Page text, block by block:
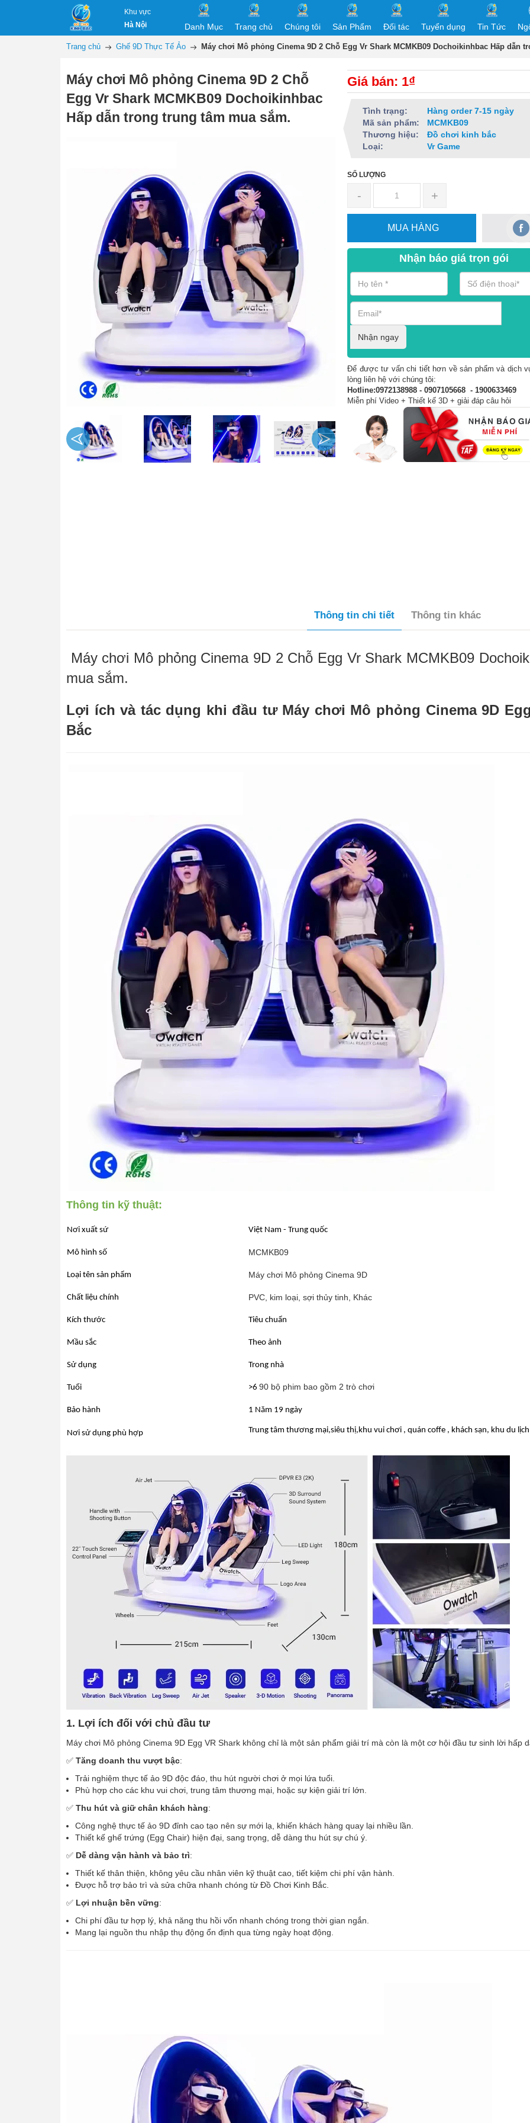
Khu vực
Hà Nội
Danh Mục Trang chủ Chúng tôi Sản Phẩm Đối tác Tuyển dụng Tin Tức
Trang chủ Ghế 9D Thực Tế Ảo Máy chơi Mô phỏng Cinema 9D 2 Chỗ Egg Vr Shark MCMKB09 Dochoikinhbac Hấp dẫn
Máy chơi Mô phỏng Cinema 9D 2 Chỗ
Egg Vr Shark MCMKB09 Dochoikinhbac
Hấp dẫn trong trung tâm mua sắm.
Giá bán: 1₫
Tình trạng:
Hàng order 7-15 ngày
Mã sản phẩm:
MCMKB09
Thương hiệu:
Đồ chơi kinh bắc
Loại:
Vr Game
SỐ LƯỢNG
- +
MUA HÀNG
Nhận báo giá trọn gói
Nhận ngay
Để được tư vấn chi tiết hơn về sản phẩm và dịch
lòng liên hệ với chúng tôi:
Hotline:0972138988 - 0907105668 - 1900633469
Miễn phí Video + Thiết kế 3D + giải đáp câu hỏi
Thông tin chi tiết Thông tin khác
Máy chơi Mô phỏng Cinema 9D 2 Chỗ Egg Vr Shark MCMKB09
mua sắm.
Lợi ích và tác dụng khi đầu tư Máy chơi Mô phỏng Cinema 9D
Bắc
Thông tin kỹ thuật:
Nơi xuất sứ Việt Nam - Trung quốc
Mô hình số MCMKB09
Loại tên sản phẩm Máy chơi Mô phỏng Cinema 9D
Chất liệu chính PVC, kim loại, sợi thủy tinh, Khác
Kích thước Tiêu chuẩn
Mầu sắc Theo ảnh
Sử dụng Trong nhà
Tuổi >6 90 bộ phim bao gồm 2 trò chơi
Bảo hành 1 Năm 19 ngày
Nơi sử dụng phù hợp Trung tâm thương mại,siêu thị,khu vui chơi , quán coffe , khách sạn, khu du
1. Lợi ích đối với chủ đầu tư
Máy chơi Mô phỏng Cinema 9D Egg VR Shark không chỉ là một sản phẩm giải trí mà còn là một cơ hội đầu tư sinh lời hấp
✅ Tăng doanh thu vượt bậc:
Trải nghiệm thực tế ảo 9D độc đáo, thu hút người chơi ở mọi lứa tuổi.
Phù hợp cho các khu vui chơi, trung tâm thương mại, hoặc sự kiện giải trí lớn.
✅ Thu hút và giữ chân khách hàng:
Công nghệ thực tế ảo 9D đỉnh cao tạo nên sự mới lạ, khiến khách hàng quay lại nhiều lần.
Thiết kế ghế trứng (Egg Chair) hiện đại, sang trọng, dễ dàng thu hút sự chú ý.
✅ Dễ dàng vận hành và bảo trì:
Thiết kế thân thiện, không yêu cầu nhân viên kỹ thuật cao, tiết kiệm chi phí vận hành.
Được hỗ trợ bảo trì và sửa chữa nhanh chóng từ Đồ Chơi Kinh Bắc.
✅ Lợi nhuận bền vững:
Chi phí đầu tư hợp lý, khả năng thu hồi vốn nhanh chóng trong thời gian ngắn.
Mang lại nguồn thu nhập thụ động ổn định qua từng ngày hoạt động.